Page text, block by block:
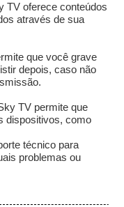
TV oferece conteúdos
através de sua
que você grave
depois, caso não
TV permite que
dispositivos, como
técnico para
problemas ou